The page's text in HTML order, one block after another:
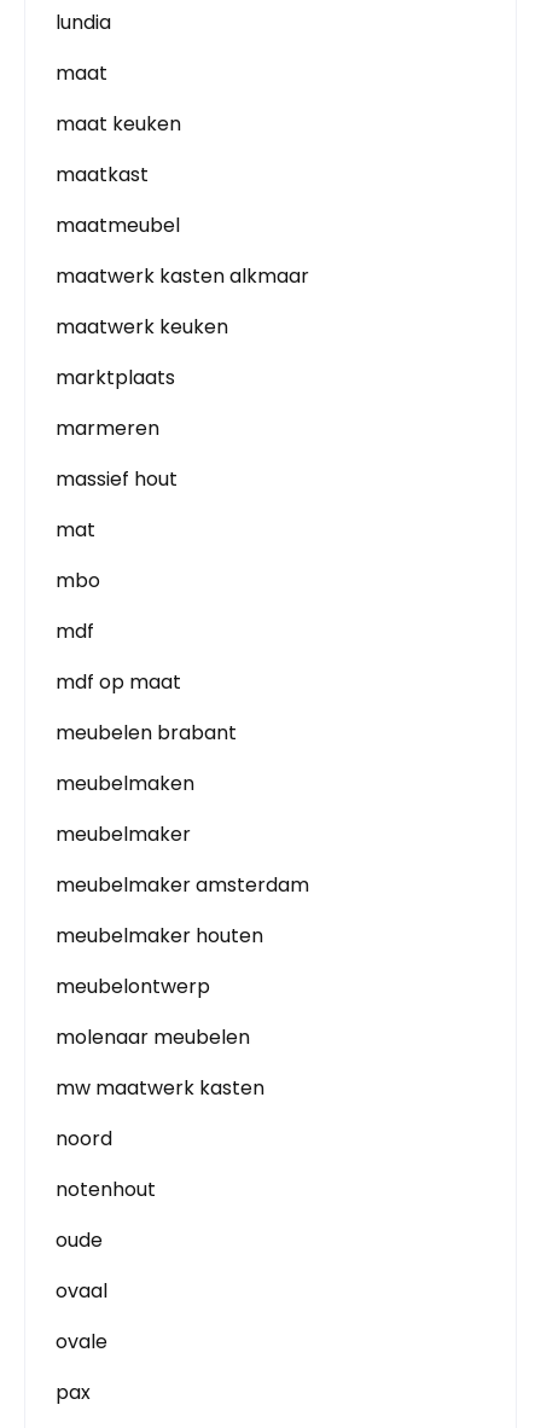
lundia
maat
maat keuken
maatkast
maatmeubel
maatwerk kasten alkmaar
maatwerk keuken
marktplaats
marmeren
massief hout
mat
mbo
mdf
mdf op maat
meubelen brabant
meubelmaken
meubelmaker
meubelmaker amsterdam
meubelmaker houten
meubelontwerp
molenaar meubelen
mw maatwerk kasten
noord
notenhout
oude
ovaal
ovale
pax